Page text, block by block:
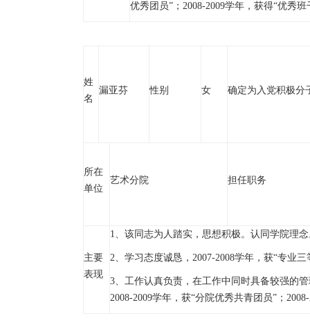
优秀团员”；2008-2009学年，获得“优秀班
姓
名
漏亚芬 性别 女 确定为入党积极分
所在
单位
艺术分院 担任职务
主要
表现
1、该同志为人踏实，思想积极。认同学院理
2、学习态度诚恳，2007-2008学年，获“专业
3、工作认真负责，在工作中同时具备较强的
2008-2009学年，获“分院优秀共青团员”；